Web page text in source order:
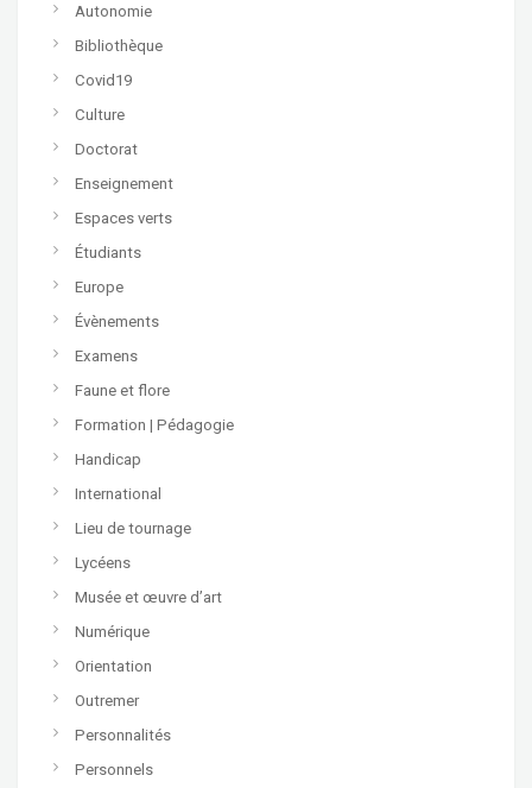
Autonomie
Bibliothèque
Covid19
Culture
Doctorat
Enseignement
Espaces verts
Étudiants
Europe
Évènements
Examens
Faune et flore
Formation | Pédagogie
Handicap
International
Lieu de tournage
Lycéens
Musée et œuvre d’art
Numérique
Orientation
Outremer
Personnalités
Personnels